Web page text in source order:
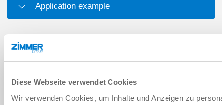
Diese Webseite verwendet Cookies
Wir verwenden Cookies, um Inhalte und Anzeigen zu
Application example
DOWNLOADS
PDF datasheet